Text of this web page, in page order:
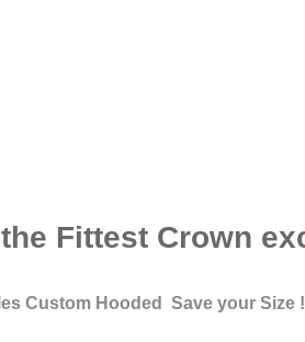
Fittest Crown
Custom Hooded Save your